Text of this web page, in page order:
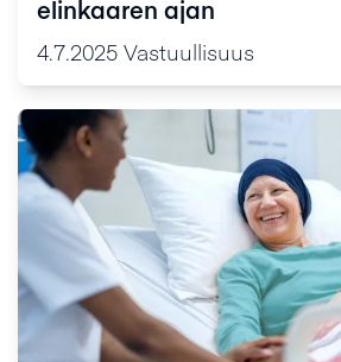
elinkaaren ajan
4.7.2025 Vastuullisuus